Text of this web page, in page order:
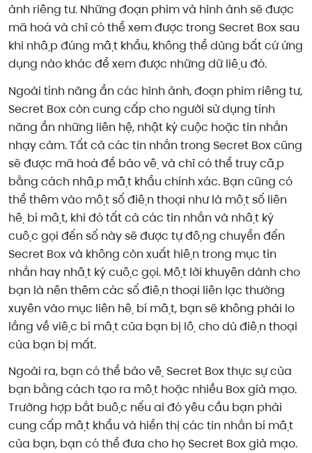
ảnh riêng tư. Những đoạn phim và hình ảnh sẽ được
mã hoá và chỉ có thể xem được trong Secret Box sau
khi nhập đúng mật khẩu, không thể dùng bất cứ ứng
dụng nào khác để xem được những dữ liệu đó.
Ngoài tính năng ẩn các hình ảnh, đoạn phim riêng tư,
Secret Box còn cung cấp cho người sử dụng tính
năng ẩn những liên hệ, nhật ký cuộc hoặc tin nhắn
nhạy cảm. Tất cả các tin nhắn trong Secret Box cũng
sẽ được mã hoá để bảo vệ và chỉ có thể truy cập
bằng cách nhập mật khẩu chính xác. Bạn cũng có
thể thêm vào một số điện thoại như là một số liên
hệ bí mật, khi đó tất cả các tin nhắn và nhật ký
cuộc gọi đến số này sẽ được tự động chuyển đến
Secret Box và không còn xuất hiện trong mục tin
nhắn hay nhật ký cuộc gọi. Một lời khuyên dành cho
bạn là nên thêm các số điện thoại liên lạc thường
xuyên vào mục liên hệ bí mật, bạn sẽ không phải lo
lắng về việc bí mật của bạn bị lộ cho dù điện thoại
của bạn bị mất.
Ngoài ra, bạn có thể bảo vệ Secret Box thực sự của
bạn bằng cách tạo ra một hoặc nhiều Box giả mạo.
Trường hợp bắt buộc nếu ai đó yêu cầu bạn phải
cung cấp mật khẩu và hiển thị các tin nhắn bí mật
của bạn, bạn có thể đưa cho họ Secret Box giả mạo.